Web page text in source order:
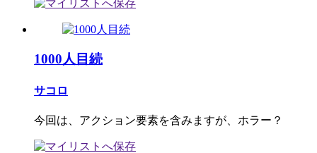
1000人目続
サコロ
今回は、アクション要素を含みますが、ホラー？